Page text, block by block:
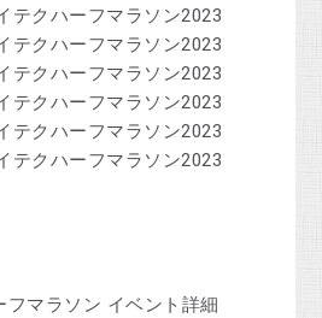
テクハーフマラソン2023
テクハーフマラソン2023
テクハーフマラソン2023
テクハーフマラソン2023
テクハーフマラソン2023
テクハーフマラソン2023
マラソン イベント詳細